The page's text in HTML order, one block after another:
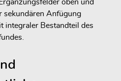
oben und
sekundären Anfügung
integraler Bestandteil des